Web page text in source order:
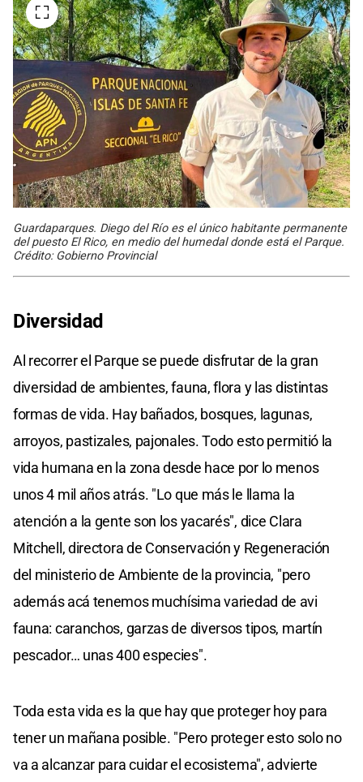
Guardaparques. Diego del Río es el único habitante permanente
del puesto El Rico, en medio del humedal donde está el Parque.
Crédito: Gobierno Provincial
Diversidad
Al recorrer el Parque se puede disfrutar de la gran
diversidad de ambientes, fauna, flora y las distintas
formas de vida. Hay bañados, bosques, lagunas,
arroyos, pastizales, pajonales. Todo esto permitió la
vida humana en la zona desde hace por lo menos
unos 4 mil años atrás. "Lo que más le llama la
atención a la gente son los yacarés", dice Clara
Mitchell, directora de Conservación y Regeneración
del ministerio de Ambiente de la provincia, "pero
además acá tenemos muchísima variedad de avi
fauna: caranchos, garzas de diversos tipos, martín
pescador… unas 400 especies".
Toda esta vida es la que hay que proteger hoy para
tener un mañana posible. "Pero proteger esto solo no
va a alcanzar para cuidar el ecosistema", advierte